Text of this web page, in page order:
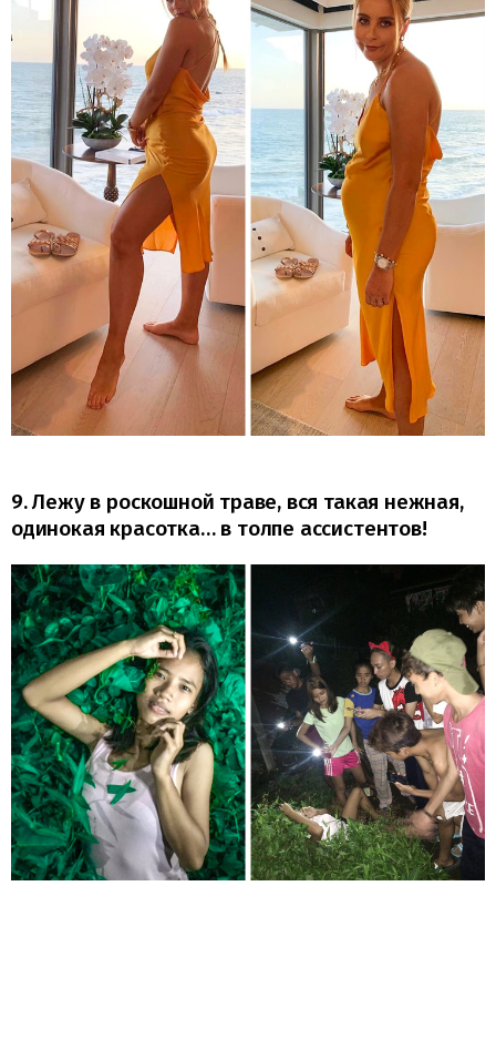
9. Лежу в роскошной траве, вся такая нежная,
одинокая красотка… в толпе ассистентов!